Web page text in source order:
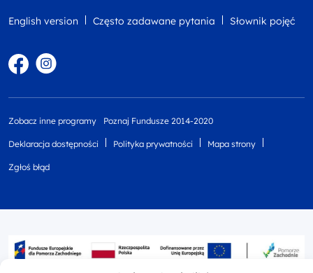
English version Często zadawane pytania Słownik pojęć
FacebookInstagram
Zobacz inne programy Poznaj Fundusze 2014-2020
Deklaracja dostępności Polityka prywatności Mapa strony
Zgłoś błąd